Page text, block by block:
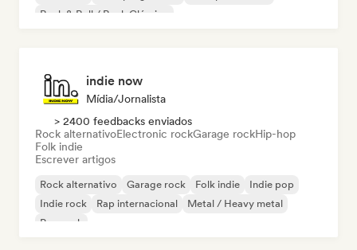
Rock & Roll / Rock Clássico
indie now
Mídia/Jornalista
> 2400 feedbacks enviados
Rock alternativoElectronic rockGarage rockHip-hop
Folk indie
Escrever artigos
Rock alternativo Garage rock Folk indie
Indie pop
Indie rock
Rap internacional
Metal / Heavy metal
Pop rock